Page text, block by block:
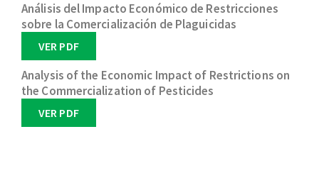
Análisis del Impacto Económico de Restricciones
sobre la Comercialización de Plaguicidas
VER PDF
Analysis of the Economic Impact of Restrictions on
the Commercialization of Pesticides
VER PDF